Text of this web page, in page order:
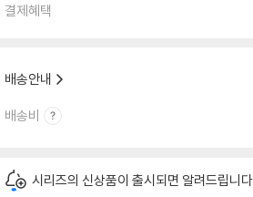
결제혜택
배송안내
배송비
시리즈의 신상품이 출시되면 알려드립니